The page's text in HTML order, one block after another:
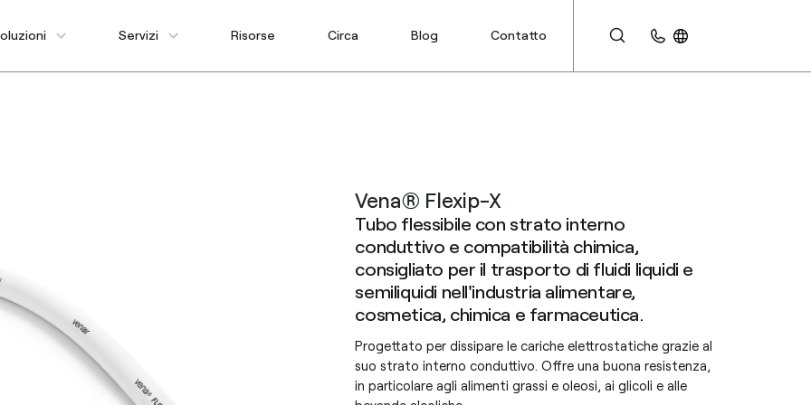
Servizi Risorse Circa Blog Contatto
Vena® Flexip-X
Tubo flessibile con strato interno
conduttivo e compatibilità chimica,
consigliato per il trasporto di fluidi liquidi e
semiliquidi nell'industria alimentare,
cosmetica, chimica e farmaceutica.
Progettato per dissipare le cariche elettrostatiche grazie al
suo strato interno conduttivo. Offre una buona resistenza,
in particolare agli alimenti grassi e oleosi, ai glicoli e alle